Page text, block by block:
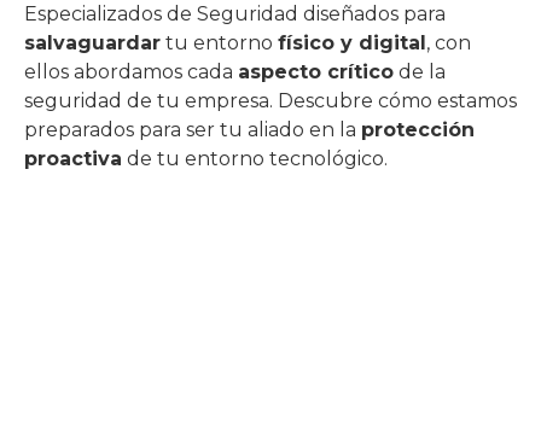
Especializados de Seguridad diseñados para
salvaguardar tu entorno físico y digital, con
ellos abordamos cada aspecto crítico de la
seguridad de tu empresa. Descubre cómo estamos
preparados para ser tu aliado en la protección
proactiva de tu entorno tecnológico.